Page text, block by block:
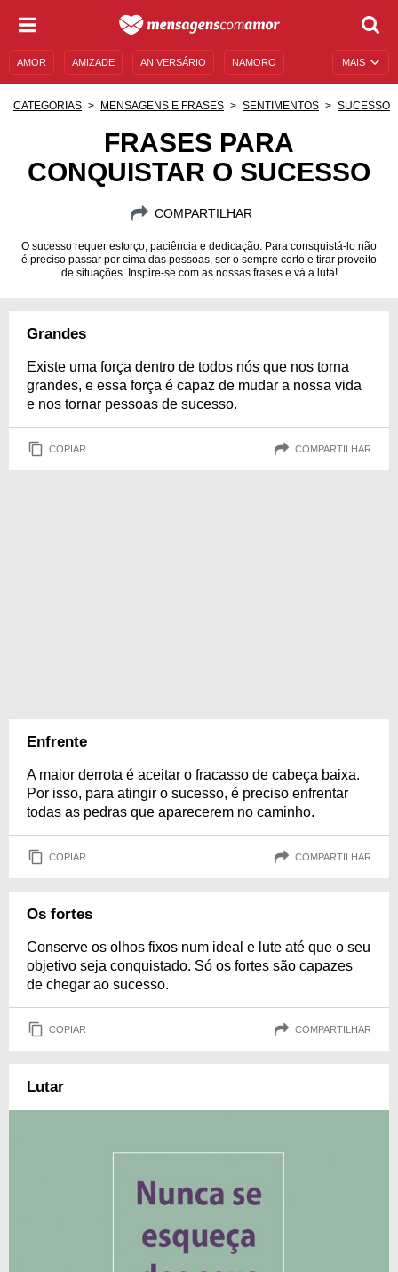
MAIS
AMOR AMIZADE ANIVERSÁRIO NAMORO
MENSAGENS E FRASES MENSAGENS DE ANIVERSÁRIO
CATEGORIAS MENSAGENS E FRASES SENTIMENTOS SUCESSO
FRASES PARA
CONQUISTAR O SUCESSO
COMPARTILHAR
O sucesso requer esforço, paciência e dedicação. Para consquistá-lo não
é preciso passar por cima das pessoas, ser o sempre certo e tirar proveito
de situações. Inspire-se com as nossas frases e vá a luta!
Grandes
Existe uma força dentro de todos nós que nos torna
grandes, e essa força é capaz de mudar a nossa vida
e nos tornar pessoas de sucesso.
COPIAR COMPARTILHAR
Enfrente
A maior derrota é aceitar o fracasso de cabeça baixa.
Por isso, para atingir o sucesso, é preciso enfrentar
todas as pedras que aparecerem no caminho.
COPIAR COMPARTILHAR
Os fortes
Conserve os olhos fixos num ideal e lute até que o seu
objetivo seja conquistado. Só os fortes são capazes
de chegar ao sucesso.
COPIAR COMPARTILHAR
Lutar